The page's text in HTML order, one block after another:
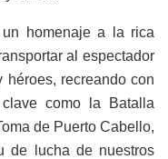
homenaje a la rica
al espectador
recreando con
como la Batalla
de Puerto Cabello,
de lucha de nuestros